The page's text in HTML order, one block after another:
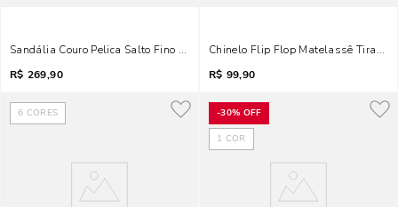
Sandália Couro Pelica Salto Fino Caramelo
R$ 269,90
Chinelo Flip Flop Matelassê Tiras
R$ 99,90
6 CORES -30% OFF
1 COR